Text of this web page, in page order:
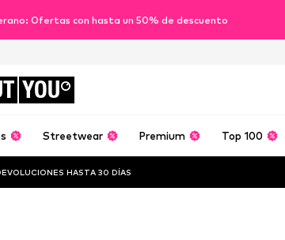
Ofertas con hasta un 50% de descuento
YOU
Streetwear Premium Top 100
HASTA 30 DÍAS